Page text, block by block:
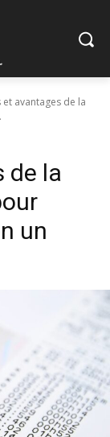
et avantages de la
de la
un